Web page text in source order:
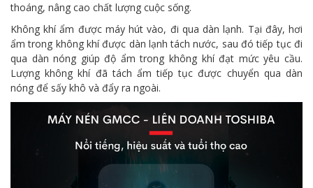
thoáng, nâng cao chất lượng cuộc sống.
Không khí ẩm được máy hút vào, đi qua dàn lạnh. Tại đây, hơi
ẩm trong không khí được dàn lạnh tách nước, sau đó tiếp tục đi
qua dàn nóng giúp độ ẩm trong không khí đạt mức yêu cầu.
Lượng không khí đã tách ẩm tiếp tục được chuyển qua dàn
nóng để sấy khô và đẩy ra ngoài.